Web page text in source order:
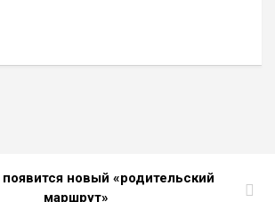
новый «родительский
маршрут»